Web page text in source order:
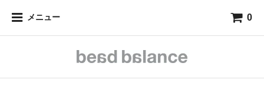
メニュー 0